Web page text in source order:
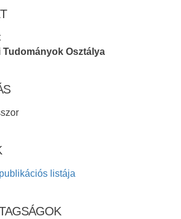
Tudományok Osztálya
listája